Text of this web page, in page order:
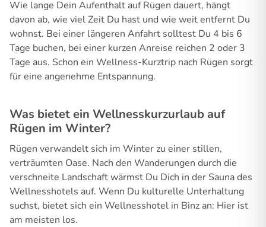
Wie lange Dein Aufenthalt auf Rügen dauert, hängt
davon ab, wie viel Zeit Du hast und wie weit entfernt Du
wohnst. Bei einer längeren Anfahrt solltest Du 4 bis 6
Tage buchen, bei einer kurzen Anreise reichen 2 oder 3
Tage aus. Schon ein Wellness-Kurztrip nach Rügen sorgt
für eine angenehme Entspannung.
Was bietet ein Wellnesskurzurlaub auf
Rügen im Winter?
Rügen verwandelt sich im Winter zu einer stillen,
verträumten Oase. Nach den Wanderungen durch die
verschneite Landschaft wärmst Du Dich in der Sauna des
Wellnesshotels auf. Wenn Du kulturelle Unterhaltung
suchst, bietet sich ein Wellnesshotel in Binz an: Hier ist
am meisten los.